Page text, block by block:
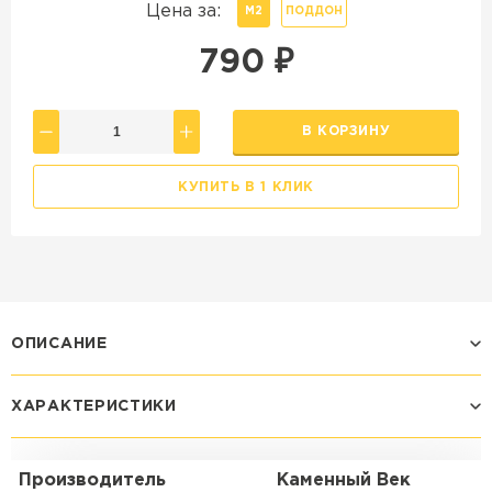
Цена за: М2 ПОДДОН
790 ₽
В КОРЗИНУ
КУПИТЬ В 1 КЛИК
ОПИСАНИЕ
ХАРАКТЕРИСТИКИ
Производитель Каменный Век